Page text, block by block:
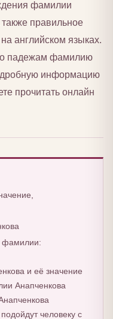
фамилии
правильное
английском языках.
падежам фамилию
информацию
прочитать онлайн
фамилии:
и её значение
Анапченкова
человеку с